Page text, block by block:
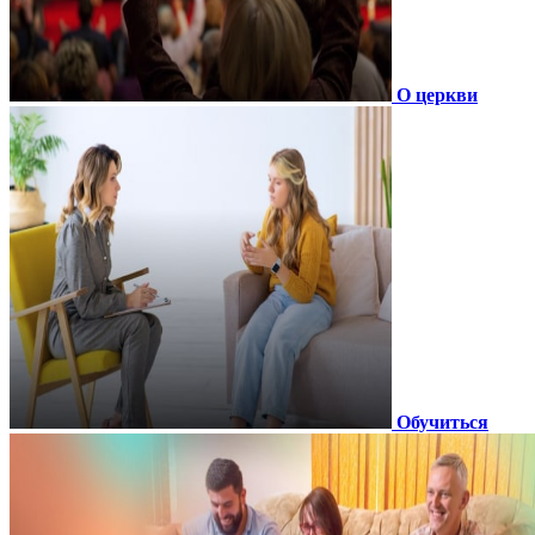
О церкви
Обучиться